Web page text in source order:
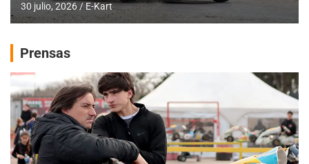
30 julio, 2026 E-Kart
Prensas